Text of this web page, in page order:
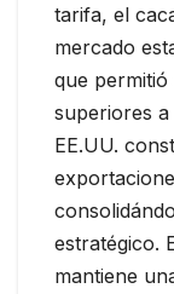
tarifa, el
mercado
que
superiores
EE.UU.
estratégico.
mantiene